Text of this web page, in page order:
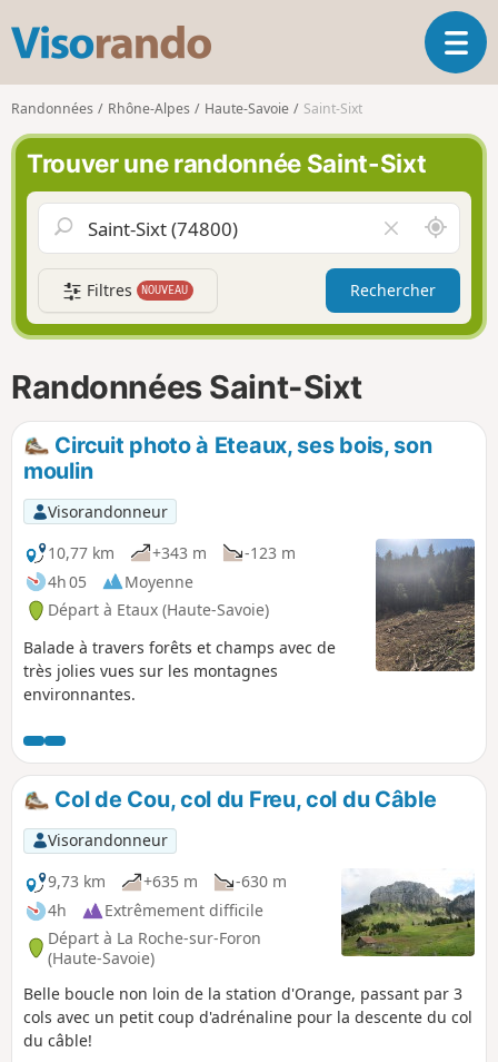
s
o
r
n
d
o
O
u
l
a
i
g
o
Randonnées Rhône-Alpes Haute-Savoie Saint-Sixt
Trouver une randonnée Saint-Sixt
i
d
e
r
l
a
m
A
u
t
u
r
Filtres NOUVEAU Rechercher
Randonnées Saint-Sixt
Circuit photo à Eteaux, ses bois, son
moulin
Visorandonneur
10,77 km
+343 m
-123 m
4h 05
Moyenne
Départ à Etaux (Haute-Savoie)
Balade à travers forêts et champs avec de
très jolies vues sur les montagnes
environnantes.
Col de Cou, col du Freu, col du Câble
Visorandonneur
9,73 km
+635 m
-630 m
4h
Extrêmement difficile
Départ à La Roche-sur-Foron
(Haute-Savoie)
Belle boucle non loin de la station d'Orange, passant par 3
cols avec un petit coup d'adrénaline pour la descente du col
du câble!